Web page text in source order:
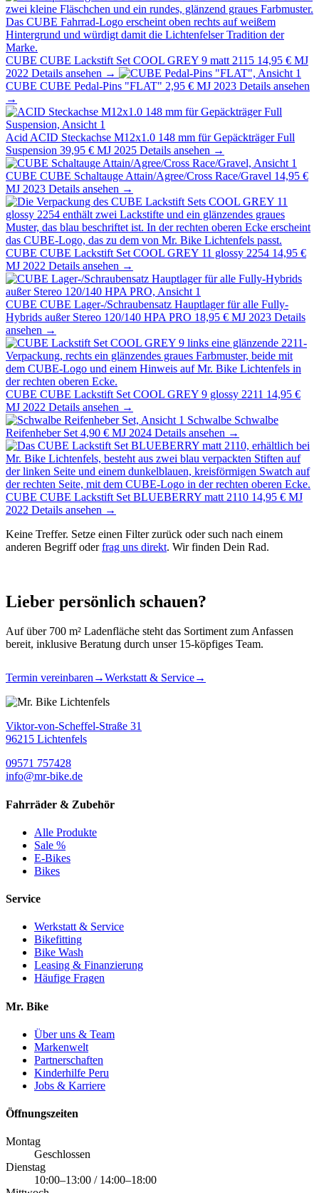
CUBE CUBE Lackstift Set COOL GREY 9 matt 2115 14,95 € MJ
2022 Details ansehen →
CUBE CUBE Pedal-Pins "FLAT" 2,95 € MJ 2023 Details ansehen
→
Acid ACID Steckachse M12x1.0 148 mm für Gepäckträger Full
Suspension 39,95 € MJ 2025 Details ansehen →
CUBE CUBE Schaltauge Attain/Agree/Cross Race/Gravel 14,95 €
MJ 2023 Details ansehen →
CUBE CUBE Lackstift Set COOL GREY 11 glossy 2254 14,95 €
MJ 2022 Details ansehen →
CUBE CUBE Lager-/Schraubensatz Hauptlager für alle Fully-
Hybrids außer Stereo 120/140 HPA PRO 18,95 € MJ 2023 Details
ansehen →
CUBE CUBE Lackstift Set COOL GREY 9 glossy 2211 14,95 €
MJ 2022 Details ansehen →
Schwalbe Schwalbe
Reifenheber Set 4,90 € MJ 2024 Details ansehen →
CUBE CUBE Lackstift Set BLUEBERRY matt 2110 14,95 € MJ
2022 Details ansehen →
Keine Treffer. Setze einen Filter zurück oder such nach einem
anderen Begriff oderfrag uns direkt. Wir finden Dein Rad.
Lieber persönlich schauen?
Auf über 700 m² Ladenfläche steht das Sortiment zum Anfassen
bereit, inklusive Beratung durch unser 15-köpfiges Team.
Termin vereinbaren →Werkstatt & Service→
Viktor-von-Scheffel-Straße 31
96215 Lichtenfels
09571 757428
info@mr-bike.de
Fahrräder & Zubehör
Alle Produkte
Sale %
E-Bikes
Bikes
Service
Werkstatt & Service
Bikefitting
Bike Wash
Leasing & Finanzierung
Häufige Fragen
Mr. Bike
Über uns & Team
Markenwelt
Partnerschaften
Kinderhilfe Peru
Jobs & Karriere
Öffnungszeiten
Montag
Geschlossen
Dienstag
10:00–13:00 / 14:00–18:00